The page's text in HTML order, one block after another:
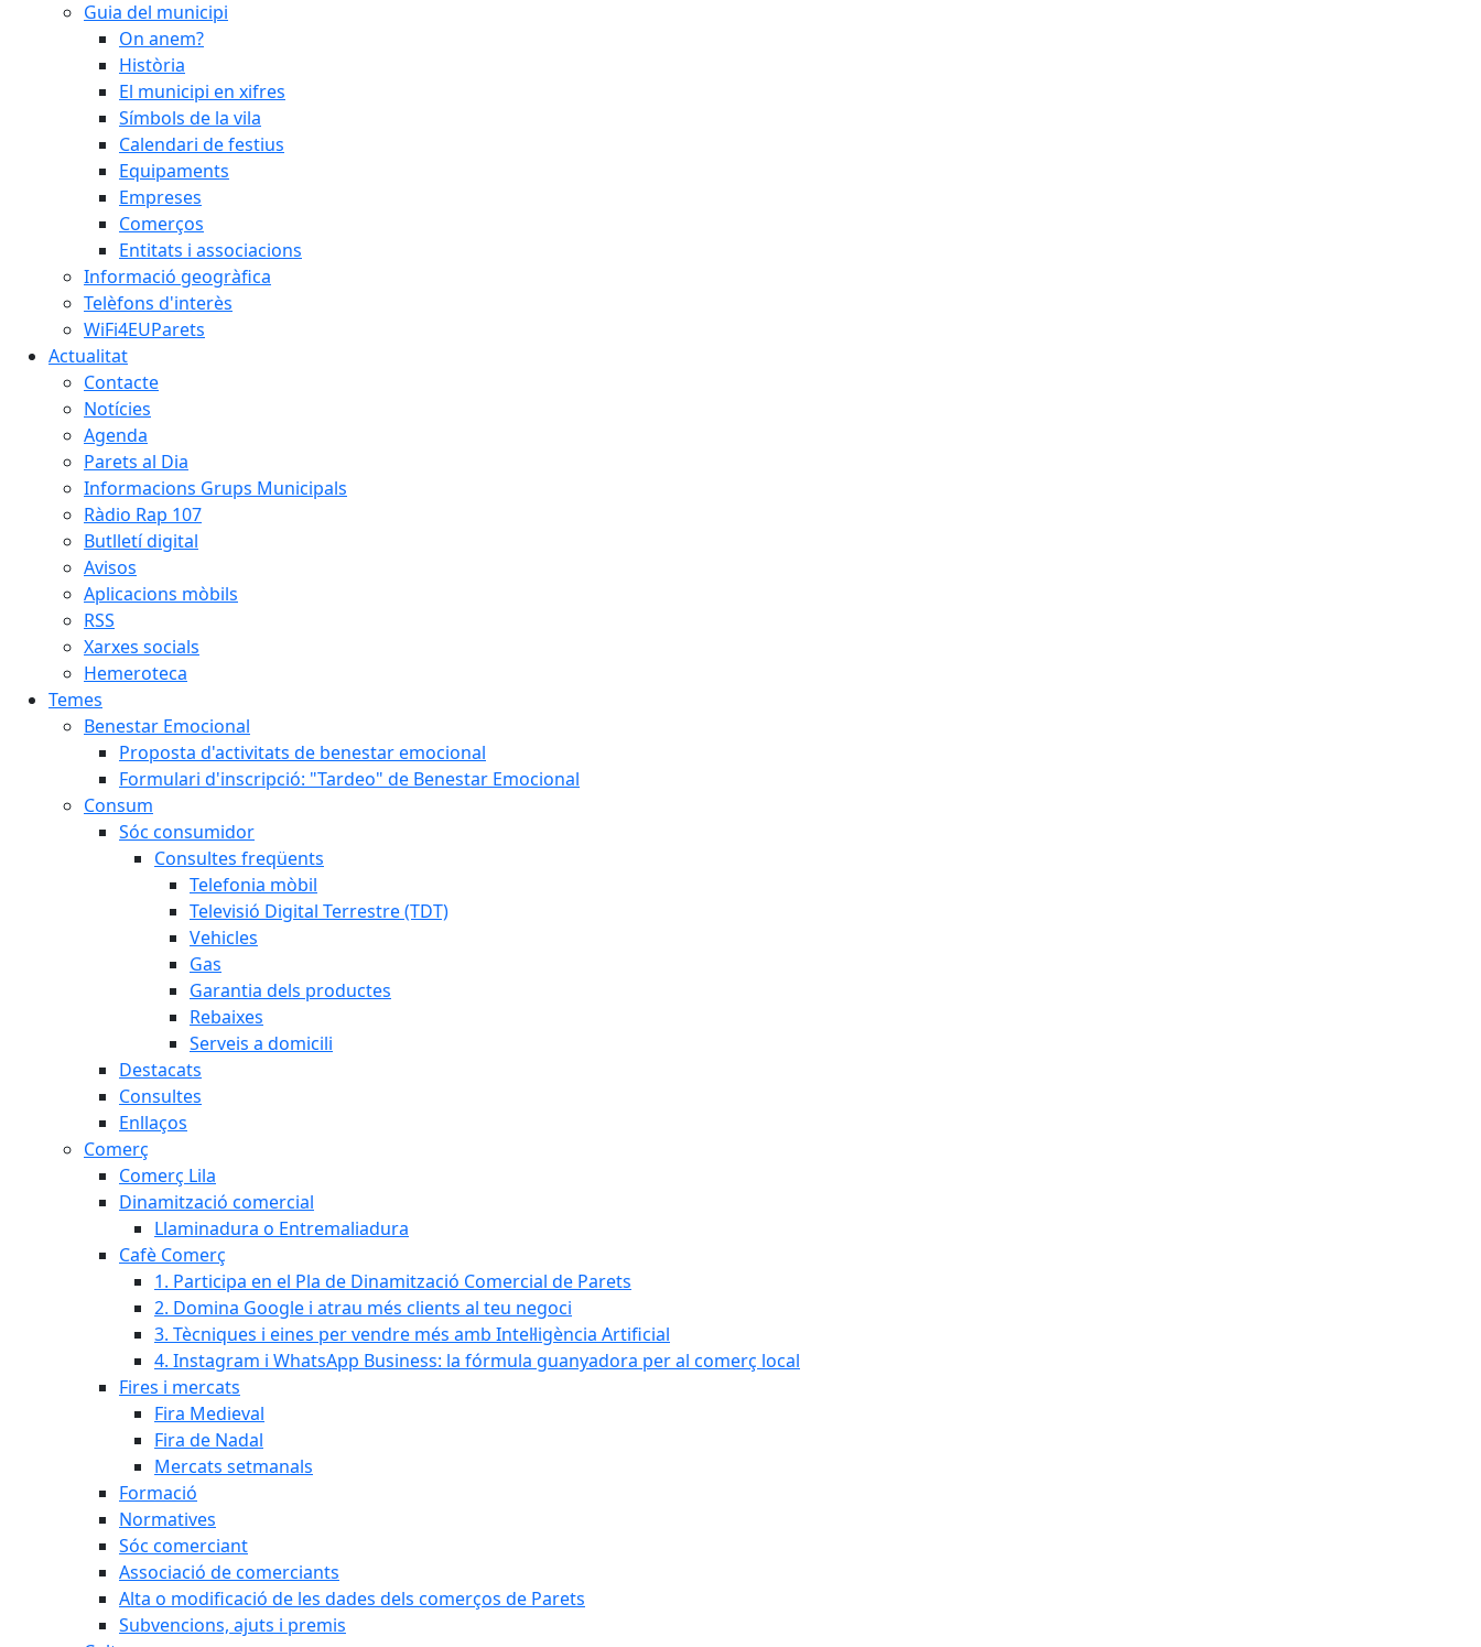
Guia del municipi
On anem?
Història
El municipi en xifres
Símbols de la vila
Calendari de festius
Equipaments
Empreses
Comerços
Entitats i associacions
Informació geogràfica
Telèfons d'interès
WiFi4EUParets
Actualitat
Contacte
Notícies
Agenda
Parets al Dia
Informacions Grups Municipals
Ràdio Rap 107
Butlletí digital
Avisos
Aplicacions mòbils
RSS
Xarxes socials
Hemeroteca
Temes
Benestar Emocional
Proposta d'activitats de benestar emocional
Formulari d'inscripció: "Tardeo" de Benestar Emocional
Consum
Sóc consumidor
Consultes freqüents
Telefonia mòbil
Televisió Digital Terrestre (TDT)
Vehicles
Gas
Garantia dels productes
Rebaixes
Serveis a domicili
Destacats
Consultes
Enllaços
Comerç
Comerç Lila
Dinamització comercial
Llaminadura o Entremaliadura
Cafè Comerç
1. Participa en el Pla de Dinamització Comercial de Parets
2. Domina Google i atrau més clients al teu negoci
3. Tècniques i eines per vendre més amb Intel·ligència Artificial
4. Instagram i WhatsApp Business: la fórmula guanyadora per al comerç local
Fires i mercats
Fira Medieval
Fira de Nadal
Mercats setmanals
Formació
Normatives
Sóc comerciant
Associació de comerciants
Alta o modificació de les dades dels comerços de Parets
Subvencions, ajuts i premis